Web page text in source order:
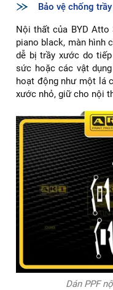
Bảo vệ chống
Nội thất của BYD
piano black, màn hình
dễ bị trầy xước do
sức hoặc các vật
hoạt động như một lá
xước nhỏ, giữ cho nội
Dán PPF